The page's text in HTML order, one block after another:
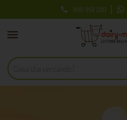
 800 959 290